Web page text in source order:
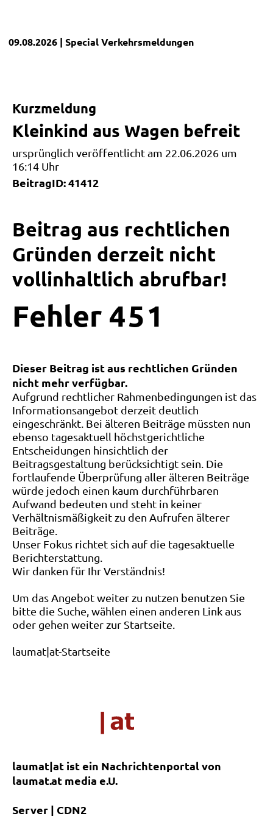
09.08.2026 | SpecialVerkehrsmeldungen
Kurzmeldung
Kleinkind aus Wagen befreit
ursprünglich veröffentlicht am 22.06.2026 um
16:14 Uhr
BeitragID: 41412
Beitrag aus rechtlichen
Gründen derzeit nicht
vollinhaltlich abrufbar!
Fehler 4 5 1
Dieser Beitrag ist aus rechtlichen Gründen
nicht mehr verfügbar.
Aufgrund rechtlicher Rahmenbedingungen ist das
Informationsangebot derzeit deutlich
eingeschränkt. Bei älteren Beiträge müssten nun
ebenso tagesaktuell höchstgerichtliche
Entscheidungen hinsichtlich der
Beitragsgestaltung berücksichtigt sein. Die
fortlaufende Überprüfung aller älteren Beiträge
würde jedoch einen kaum durchführbaren
Aufwand bedeuten und steht in keiner
Verhältnismäßigkeit zu den Aufrufen älterer
Beiträge.
Unser Fokus richtet sich auf die tagesaktuelle
Berichterstattung.
Wir danken für Ihr Verständnis!
Um das Angebot weiter zu nutzen benutzen Sie
bitte die Suche, wählen einen anderen Link aus
oder gehen weiter zur Startseite.
laumat|at-Startseite
laumat|at ist ein Nachrichtenportal von
laumat.at media e.U.
Server | CDN2